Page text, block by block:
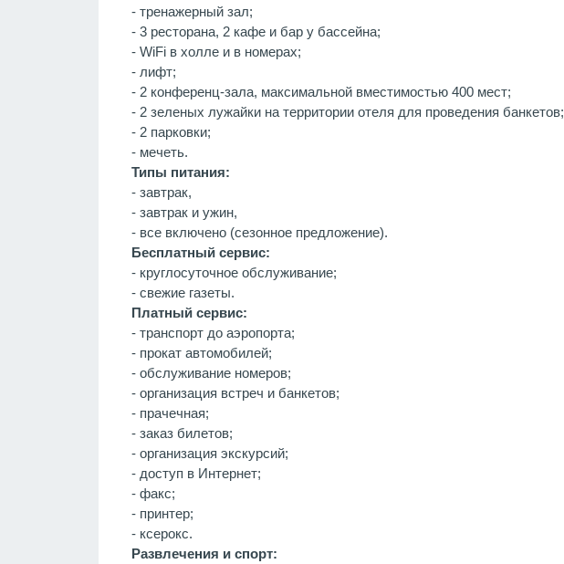
- тренажерный зал;
- 3 ресторана, 2 кафе и бар у бассейна;
- WiFi в холле и в номерах;
- лифт;
- 2 конференц-зала, максимальной вместимостью 400 мест;
- 2 зеленых лужайки на территории отеля для проведения банкетов;
- 2 парковки;
- мечеть.
Типы питания:
- завтрак,
- завтрак и ужин,
- все включено (сезонное предложение).
Бесплатный сервис:
- круглосуточное обслуживание;
- свежие газеты.
Платный сервис:
- транспорт до аэропорта;
- прокат автомобилей;
- обслуживание номеров;
- организация встреч и банкетов;
- прачечная;
- заказ билетов;
- организация экскурсий;
- доступ в Интернет;
- факс;
- принтер;
- ксерокс.
Развлечения и спорт: